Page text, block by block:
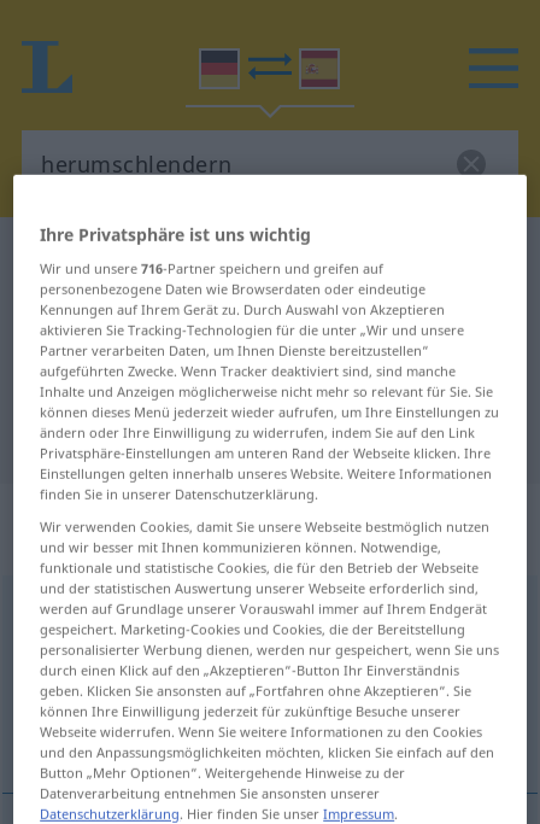
Deutsch-Spanisch Übersetzung für
"herumschlendern"
"herumschlendern" Spanisch
Übersetzung
„herumschlendern“
: intransitives
Verb
herumschlendernv/i <sein>
Übersicht aller Übersetzungen
(Für mehr Details die Übersetzung anklicken/antippen)
callejear, deambular
Ihre Privatsphäre ist uns wichtig
Wir und unsere716-Partner speichern und greifen auf
personenbezogene Daten wie Browserdaten oder eindeutige
Kennungen auf Ihrem Gerät zu. Durch Auswahl von Akzeptieren
aktivieren Sie Tracking-Technologien für die unter „Wir und unsere
Partner verarbeiten Daten, um Ihnen Dienste bereitzustellen“
aufgeführten Zwecke. Wenn Tracker deaktiviert sind, sind manche
Inhalte und Anzeigen möglicherweise nicht mehr so relevant für Sie. Sie
können dieses Menü jederzeit wieder aufrufen, um Ihre Einstellungen zu
ändern oder Ihre Einwilligung zu widerrufen, indem Sie auf den Link
Privatsphäre-Einstellungen am unteren Rand der Webseite klicken. Ihre
Einstellungen gelten innerhalb unseres Website. Weitere Informationen
finden Sie in unserer Datenschutzerklärung.
Wir verwenden Cookies, damit Sie unsere Webseite bestmöglich nutzen
und wir besser mit Ihnen kommunizieren können. Notwendige,
funktionale und statistische Cookies, die für den Betrieb der Webseite
und der statistischen Auswertung unserer Webseite erforderlich sind,
werden auf Grundlage unserer Vorauswahl immer auf Ihrem Endgerät
gespeichert. Marketing-Cookies und Cookies, die der Bereitstellung
personalisierter Werbung dienen, werden nur gespeichert, wenn Sie uns
durch einen Klick auf den „Akzeptieren“-Button Ihr Einverständnis
geben. Klicken Sie ansonsten auf „Fortfahren ohne Akzeptieren“. Sie
können Ihre Einwilligung jederzeit für zukünftige Besuche unserer
Webseite widerrufen. Wenn Sie weitere Informationen zu den Cookies
und den Anpassungsmöglichkeiten möchten, klicken Sie einfach auf den
Button „Mehr Optionen“. Weitergehende Hinweise zu der
Datenverarbeitung entnehmen Sie ansonsten unserer
Datenschutzerklärung. Hier finden Sie unserImpressum.